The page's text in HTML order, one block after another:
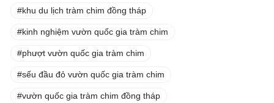
khu du lịch tràm chim đồng tháp
kinh nghiệm vườn quốc gia tràm chim
phượt vườn quốc gia tràm chim
sếu đầu đỏ vườn quốc gia tràm chim
vườn quốc gia tràm chim đồng tháp